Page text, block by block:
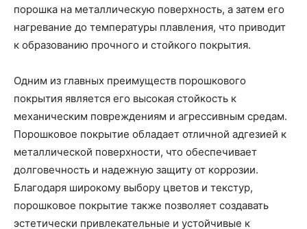
порошка на металлическую поверхность, а затем его
нагревание до температуры плавления, что приводит
к образованию прочного и стойкого покрытия.
Одним из главных преимуществ порошкового
покрытия является его высокая стойкость к
механическим повреждениям и агрессивным средам.
Порошковое покрытие обладает отличной адгезией к
металлической поверхности, что обеспечивает
долговечность и надежную защиту от коррозии.
Благодаря широкому выбору цветов и текстур,
порошковое покрытие также позволяет создавать
эстетически привлекательные и устойчивые к